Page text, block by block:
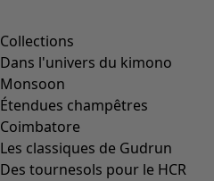
Collections
Dans l'univers du kimono
Monsoon
Étendues champêtres
Coimbatore
Les classiques de Gudrun
Des tournesols pour le HCR